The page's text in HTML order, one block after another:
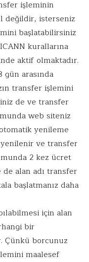
işleminin
değildir, isterseniz
başlatabilirsiniz
kurallarına
aktif olmaktadır.
arasında
transfer işlemini
de ve transfer
web siteniz
yenileme
ve transfer
2 kez ücret
alan adı transfer
başlatmanız daha
için alan
bir
Çünkü borcunuz
maalesef